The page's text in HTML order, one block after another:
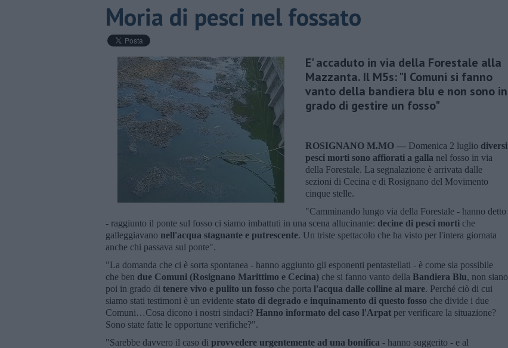
Moria di pesci nel fossato
E' accaduto in via della Forestale alla
Mazzanta. Il M5s: "I Comuni si fanno
vanto della bandiera blu e non sono in
grado di gestire un fosso"
ROSIGNANO M.MO — Domenica 2 luglio diversi
pesci morti sono affiorati a galla nel fosso in via
della Forestale. La segnalazione è arrivata dalle
sezioni di Cecina e di Rosignano del Movimento
cinque stelle.
"Camminando lungo via della Forestale - hanno detto
- raggiunto il ponte sul fosso ci siamo imbattuti in una scena allucinante: decine di pesci morti che
galleggiavano nell'acqua stagnante e putrescente. Un triste spettacolo che ha visto per l'intera giornata
anche chi passava sul ponte".
"La domanda che ci è sorta spontanea - hanno aggiunto gli esponenti pentastellati - è come sia possibile
che ben due Comuni (Rosignano Marittimo e Cecina) che si fanno vanto della Bandiera Blu, non siano
poi in grado di tenere vivo e pulito un fosso che porta l'acqua dalle colline al mare. Perché ciò di cui
siamo stati testimoni è un evidente stato di degrado e inquinamento di questo fosso che divide i due
Comuni…Cosa dicono i nostri sindaci? Hanno informato del caso l'Arpat per verificare la situazione?
Sono state fatte le opportune verifiche?".
"Sarebbe davvero il caso di provvedere urgentemente ad una bonifica - hanno suggerito - e al